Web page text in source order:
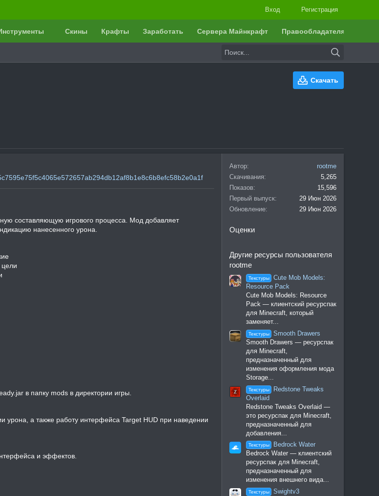
Вход Регистрация
Скины Крафты Заработать Сервера Майнкрафт Правообладателям
Скачать
составляющую игрового процесса. Мод добавляет
нанесенного урона.
в папку mods в директории игры.
урона, а также работу интерфейса Target HUD при наведении
и эффектов.
Автор
rootme
Скачивания
5,265
Показов
15,596
Первый выпуск
29 Июн 2026
Обновление
29 Июн 2026
Оценки
Другие ресурсы пользователя
rootme
Текстуры
Cute Mob Models:
Resource Pack
Cute Mob Models: Resource
Pack — клиентский ресурспак
для Minecraft, который
заменяет...
Текстуры
Smooth Drawers
Smooth Drawers — ресурспак
для Minecraft,
предназначенный для
изменения оформления мода
Storage...
Текстуры
Redstone Tweaks
Overlaid
Redstone Tweaks Overlaid —
это ресурспак для Minecraft,
предназначенный для
добавления...
Текстуры
Bedrock Water
Bedrock Water — клиентский
ресурспак для Minecraft,
предназначенный для
изменения внешнего вида...
Текстуры
Swightv3